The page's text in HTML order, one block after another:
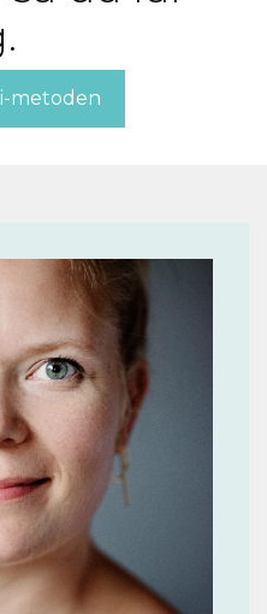
metoden